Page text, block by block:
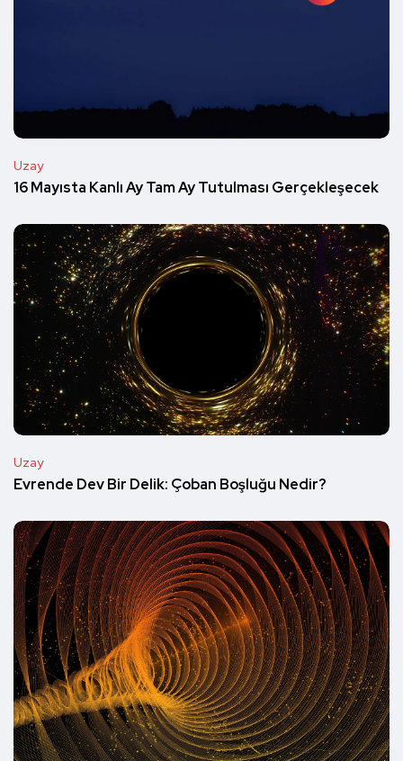
Uzay
16 Mayısta Kanlı Ay Tam Ay Tutulması Gerçekleşecek
Uzay
Evrende Dev Bir Delik: Çoban Boşluğu Nedir?